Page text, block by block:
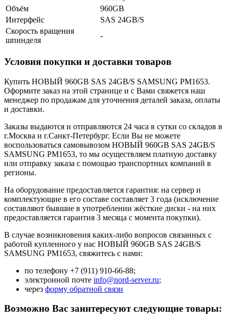
Объём
960GB
Интерфейс
SAS 24GB/S
Скорость вращения
шпинделя
-
Условия покупки и доставки товаров
Купить НОВЫЙ 960GB SAS 24GB/S SAMSUNG PM1653.
Оформите заказ на этой странице и с Вами свяжется наш
менеджер по продажам для уточнения деталей заказа, оплаты
и доставки.
Заказы выдаются и отправляются 24 часа в сутки со складов в
г.Москва и г.Санкт-Петербург. Если Вы не можете
воспользоваться самовывозом НОВЫЙ 960GB SAS 24GB/S
SAMSUNG PM1653, то мы осуществляем платную доставку
или отправку заказа с помощью транспортных компаний в
регионы.
На оборудование предоставляется гарантия: на сервер и
комплектующие в его составе составляет 3 года (исключение
составляют бывшие в употреблении жёсткие диски - на них
предоставляется гарантия 3 месяца с момента покупки).
В случае возникновения каких-либо вопросов связанных с
работой купленного у нас НОВЫЙ 960GB SAS 24GB/S
SAMSUNG PM1653, свяжитесь с нами:
по телефону +7 (911) 910-66-88;
электронной почте info@nord-server.ru;
через форму обратной связи
Возможно Вас заинтересуют следующие товары: